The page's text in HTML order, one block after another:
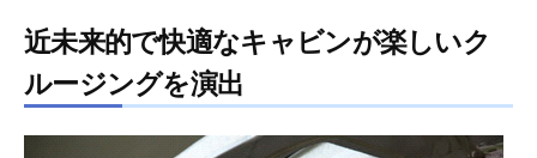
近未来的で快適なキャビンが楽しいク
ルージングを演出